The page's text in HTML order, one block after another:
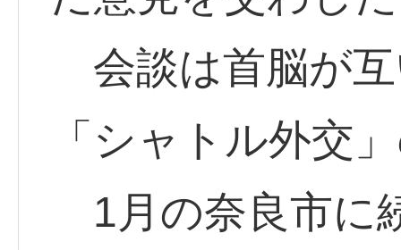
会談は首脳が
「シャトル外交
1月の奈良市に